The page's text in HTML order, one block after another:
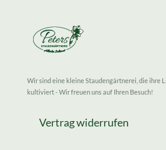
Wir sind eine kleine Staudengärtnerei, die ihre
kultiviert - Wir freuen uns auf Ihren Besuch!
Vertrag widerrufen